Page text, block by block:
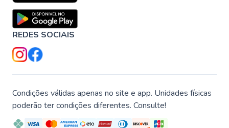
REDES SOCIAIS
Condições válidas apenas no site e app. Unidades físicas
poderão ter condições diferentes. Consulte!